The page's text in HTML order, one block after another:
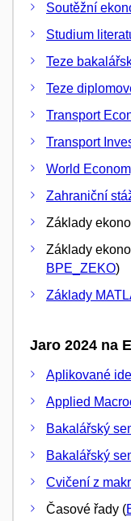
Soutěžní
Studium
Teze
Teze
Transport
Transport
World
Zahraniční
Základy
Základy
BPE_ZEKO)
Základy
Jaro 2024 na
Aplikované
Applied
Bakalářský
Bakalářský
Cvičení z
Časové řady (